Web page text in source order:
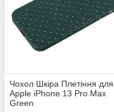
Чохол Шкіра Плетіння для
Apple iPhone 13 Pro Max
Green